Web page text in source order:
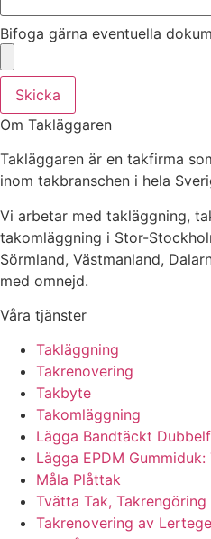
Bifoga gärna eventuella
Skicka
Om Takläggaren
Takläggaren är en takfirma
inom takbranschen i hela
Vi arbetar med takläggning,
takomläggning i Stor-
Sörmland, Västmanland,
med omnejd.
Våra tjänster
Takläggning
Takrenovering
Takbyte
Takomläggning
Lägga Bandtäckt
Lägga EPDM
Måla Plåttak
Tvätta Tak,
Takrenovering av